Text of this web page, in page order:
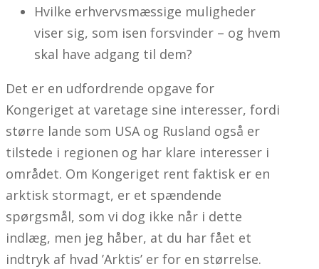
Hvilke erhvervsmæssige muligheder
viser sig, som isen forsvinder – og hvem
skal have adgang til dem?
Det er en udfordrende opgave for
Kongeriget at varetage sine interesser, fordi
større lande som USA og Rusland også er
tilstede i regionen og har klare interesser i
området. Om Kongeriget rent faktisk er en
arktisk stormagt, er et spændende
spørgsmål, som vi dog ikke når i dette
indlæg, men jeg håber, at du har fået et
indtryk af hvad ’Arktis’ er for en størrelse.